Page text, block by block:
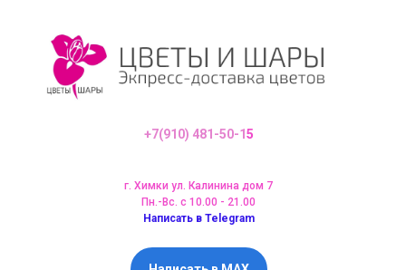
+7(910) 481-50-15
г. Химки ул. Калинина дом 7
Пн.-Вс. с 10.00 - 21.00
Написать в Telegram